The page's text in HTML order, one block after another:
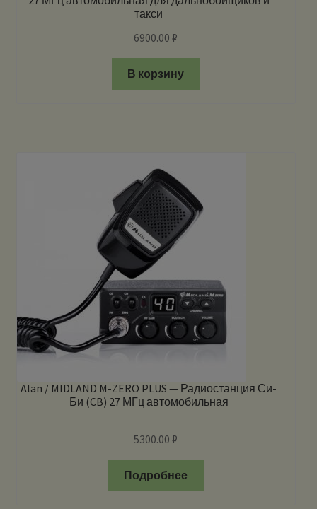
такси
6900.00₽
В корзину
Alan / MIDLAND M-ZERO PLUS — Радиостанция Си-
Би (CB) 27 МГц автомобильная
5300.00₽
Подробнее